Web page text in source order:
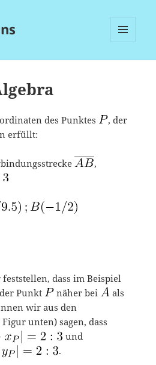
des Punktes
, der
erfüllt:
,
dass im Beispiel
der Punkt
näher bei
als
wir aus den
unten) sagen, dass
und
.